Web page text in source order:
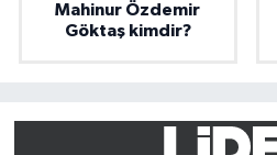
Mahinur Özdemir
Göktaş kimdir?